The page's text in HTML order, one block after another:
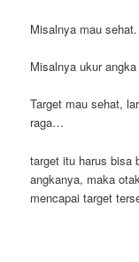
Misalnya mau
Misalnya ukur
Target mau sehat,
raga…
target itu harus bisa
angkanya, maka
mencapai target